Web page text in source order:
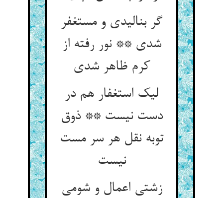
گر بنالیدی و مستغفر
شدی ** نور رفته از
کرم ظاهر شدی‏
لیک استغفار هم در
دست نیست ** ذوق
توبه نقل هر سر مست
نیست‏
زشتی اعمال و شومی